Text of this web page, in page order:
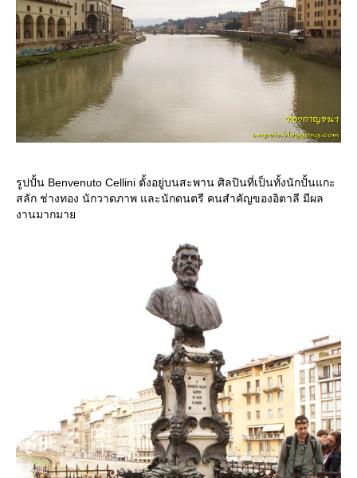
รูปปั้น Benvenuto Cellini ตั้งอยู่บนสะพาน ศิลปินที่เป็นทั้งนักปั้นแกะ
สลัก ช่างทอง นักวาดภาพ และนักดนตรี คนสำคัญของอิตาลี มีผล
งานมากมา